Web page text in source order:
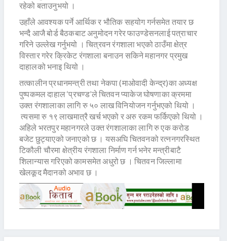
रहेको बताउनुभयो ।
उहाँले आवश्यक पर्ने आर्थिक र भौतिक सहयोग गर्नसमेत तयार छ
भन्दै आजै बोर्ड बैठकबाट अनुमोदन गरेर फाउण्डेसनलाई पत्राचार
गरिने उल्लेख गर्नुभयो । चित्रवन रंगशाला भएको ठाउँमा क्षेत्र
विस्तार गरेर क्रिकेट रंगशाला बनाउन सकिने महानगर प्रमुख
दाहालको भनाइ थियो ।
तत्कालीन प्रधानमन्त्री तथा नेकपा (माओवादी केन्द्र)का अध्यक्ष
पुष्पकमल दाहाल ‘प्रचण्ड’ले चितवन प्याकेज घोषणाका क्रममा
उक्त रंगशालाका लागि रु ५० लाख विनियोजन गर्नुभएको थियो ।
त्यसमा रु १९ लाखमात्रै खर्च भएको र अरु रकम फर्किएको थियो ।
अहिले भरतपुर महानगरले उक्त रंगशालाका लागि रु एक करोड
बजेट छुट्याएको जनाएको छ । यसअघि चितवनको रत्ननगरस्थित
टिकौली चौरमा क्षेत्रीय रंगशाला निर्माण गर्न भनेर मन्त्रीबाटै
शिलान्यास गरिएको कामसमेत अधुरो छ । चितवन जिल्लामा
खेलकूद मैदानको अभाव छ ।